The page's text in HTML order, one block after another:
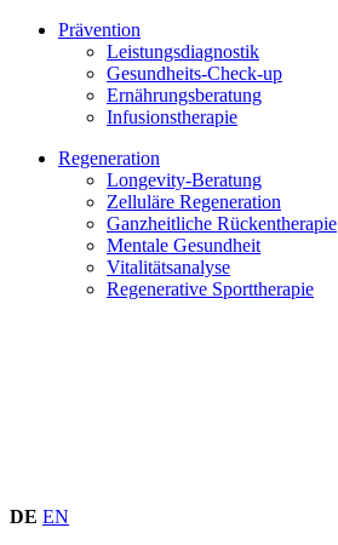
Prävention
Leistungsdiagnostik
Gesundheits-Check-up
Ernährungsberatung
Infusionstherapie
Regeneration
Longevity-Beratung
Zelluläre Regeneration
Ganzheitliche Rückentherapie
Mentale Gesundheit
Vitalitäts­analyse
Regenerative Sport­therapie
DE EN